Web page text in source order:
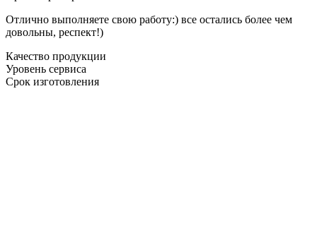
Отлично выполняете свою работу:) все остались более чем
довольны, респект!)
Качество продукции
Уровень сервиса
Срок изготовления